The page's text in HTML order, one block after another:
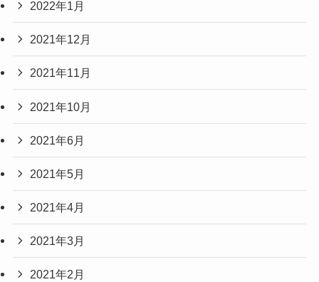
2022年1月
2021年12月
2021年11月
2021年10月
2021年6月
2021年5月
2021年4月
2021年3月
2021年2月